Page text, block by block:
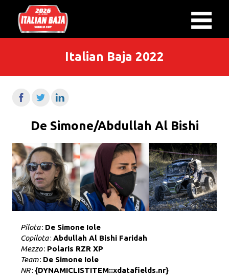
Italian Baja 2022
De Simone/Abdullah Al Bishi
Pilota: De Simone Iole
Copilota: Abdullah Al Bishi Faridah
Mezzo: Polaris RZR XP
Team: De Simone Iole
NR: {DYNAMICLISTITEM::xdatafields.nr}